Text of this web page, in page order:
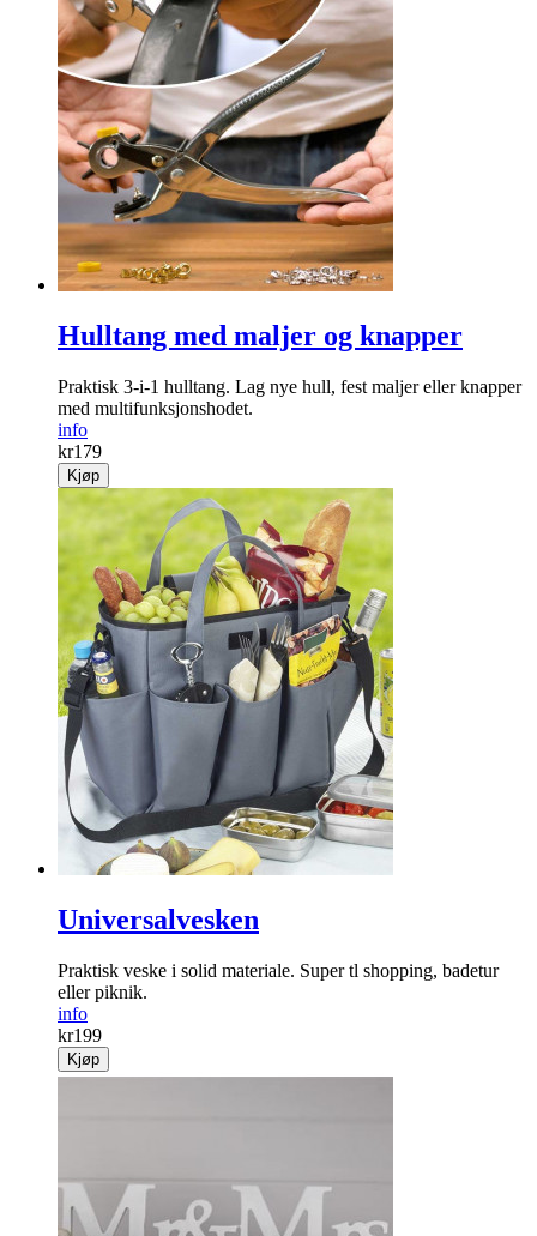
Hulltang med maljer og knapper
Praktisk 3-i-1 hulltang. Lag nye hull, fest maljer eller knapper
med multifunksjonshodet.
info
kr179
Kjøp
Universalvesken
Praktisk veske i solid materiale. Super tl shopping, badetur
eller piknik.
info
kr199
Kjøp